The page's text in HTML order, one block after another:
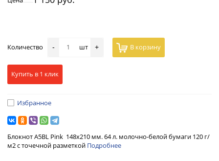
Количество - шт + В корзину
Купить в 1 клик
Избранное
Блокнот А5BL Pink 148х210 мм. 64 л. молочно-белой бумаги 120 г/
м2 с точечной разметкой Подробнее